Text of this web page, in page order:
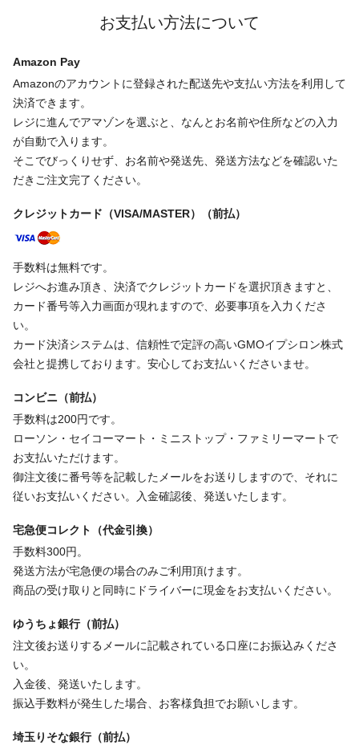
お支払い方法について
Amazon Pay
Amazonのアカウントに登録された配送先や支払い方法を利用して
決済できます。
レジに進んでアマゾンを選ぶと、なんとお名前や住所などの入力
が自動で入ります。
そこでびっくりせず、お名前や発送先、発送方法などを確認いた
だきご注文完了ください。
クレジットカード（VISA/MASTER）（前払）
手数料は無料です。
レジへお進み頂き、決済でクレジットカードを選択頂きますと、
カード番号等入力画面が現れますので、必要事項を入力くださ
い。
カード決済システムは、信頼性で定評の高いGMOイプシロン株式
会社と提携しております。安心してお支払いくださいませ。
コンビニ（前払）
手数料は200円です。
ローソン・セイコーマート・ミニストップ・ファミリーマートで
お支払いただけます。
御注文後に番号等を記載したメールをお送りしますので、それに
従いお支払いください。入金確認後、発送いたします。
宅急便コレクト（代金引換）
手数料300円。
発送方法が宅急便の場合のみご利用頂けます。
商品の受け取りと同時にドライバーに現金をお支払いください。
ゆうちょ銀行（前払）
注文後お送りするメールに記載されている口座にお振込みくださ
い。
入金後、発送いたします。
振込手数料が発生した場合、お客様負担でお願いします。
埼玉りそな銀行（前払）